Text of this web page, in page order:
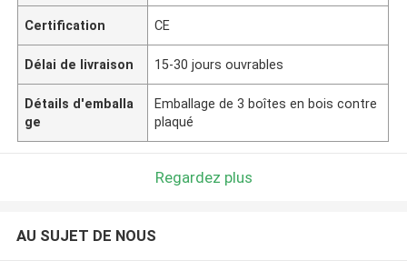
Certification CE
Délai de livraison 15-30 jours ouvrables
Détails d'emballa
ge
Emballage de 3 boîtes en bois contre
plaqué
Regardez plus
AU SUJET DE NOUS